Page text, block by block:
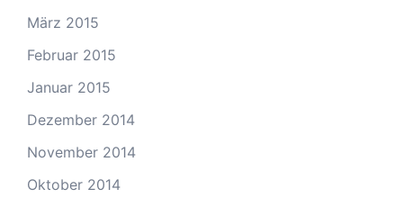
März 2015
Februar 2015
Januar 2015
Dezember 2014
November 2014
Oktober 2014